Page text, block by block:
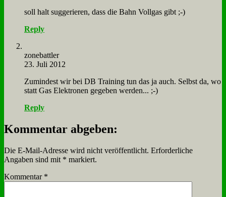
soll halt sug­ge­rie­ren, dass die Bahn Voll­gas gibt ;-)
Reply
zone­batt­ler
23. Juli 2012
Zu­min­dest wir bei DB Trai­ning tun das ja auch. Selbst da, wo
statt Gas Elek­tro­nen ge­ge­ben wer­den... ;-)
Reply
Kommentar abgeben:
Die E-Mail-Adresse wird nicht veröffentlicht. Erforderliche
Angaben sind mit * markiert.
Kommentar *